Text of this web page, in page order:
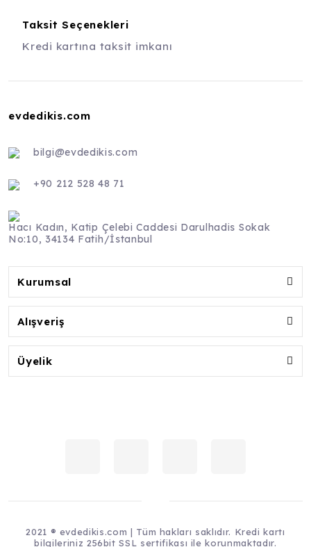
Taksit Seçenekleri
Kredi kartına taksit imkanı
evdedikis.com
bilgi@evdedikis.com
+90 212 528 48 71
Hacı Kadın, Katip Çelebi Caddesi Darulhadis Sokak
No:10, 34134 Fatih/İstanbul
Kurumsal
Alışveriş
Üyelik
2021 ® evdedikis.com | Tüm hakları saklıdır. Kredi kartı
bilgileriniz 256bit SSL sertifikası ile korunmaktadır.